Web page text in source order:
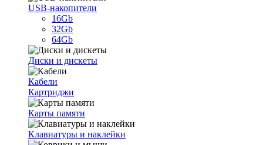
USB-накопители
16Gb
32Gb
64Gb
Диски и дискеты
Кабели
Картриджи
Карты памяти
Клавиатуры и наклейки